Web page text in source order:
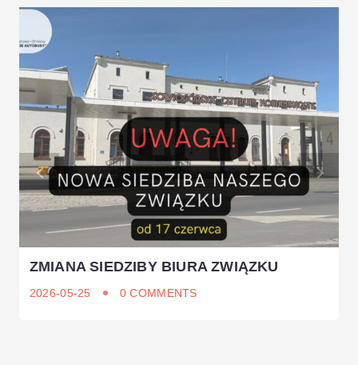
ZMIANA SIEDZIBY BIURA ZWIĄZKU
2026-05-25 0 COMMENTS